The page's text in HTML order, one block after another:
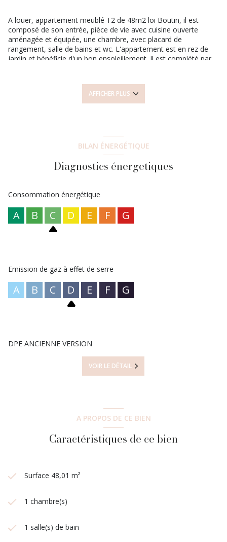
A louer, appartement meublé T2 de 48m2 loi Boutin, il est
composé de son entrée, pièce de vie avec cuisine ouverte
aménagée et équipée, une chambre, avec placard de
rangement, salle de bains et wc. L'appartement est en rez de
jardin et bénéficie d'un bon ensoleillement. Il est complété par
Charges comprises 850 euros.
Pour toutes informations complémentaires ou prise de rendez-
vous, veuillez contacter Mélanie, agent commercial
immatriculée au RSAC de Pontoise 81115069 au 0782635295
ou a l'agence au 01.83.93.60.50
AFFICHER PLUS
BILAN ÉNERGÉTIQUE
Diagnostics énergetiques
Consommation énergétique
A B C D E F G
Emission de gaz à effet de serre
A B C D E F G
DPE ANCIENNE VERSION
VOIR LE DÉTAIL
A PROPOS DE CE BIEN
Caractéristiques de ce bien
Surface 48,01 m²
1 chambre(s)
1 salle(s) de bain